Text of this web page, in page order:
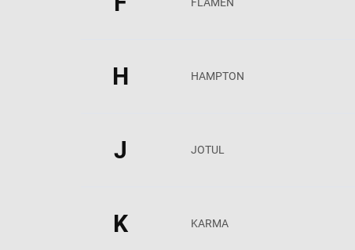
H HAMPTON
J JOTUL
K KARMA